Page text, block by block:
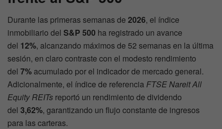
Durante las primeras semanas de 2026, el índice
inmobiliario del S&P 500 ha registrado un avance
del 12%, alcanzando máximos de 52 semanas en la última
sesión, en claro contraste con el modesto rendimiento
del 7% acumulado por el indicador de mercado general.
Adicionalmente, el índice de referencia FTSE Nareit All
Equity REITs reportó un rendimiento de dividendo
del 3,62%, garantizando un flujo constante de ingresos
para las carteras.